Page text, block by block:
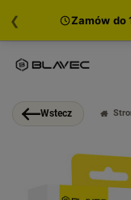
Zamów do
❮